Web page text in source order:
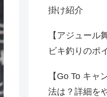
掛け紹介
【アジュール
ビキ釣りのポ
【Go To キャ
法は？詳細を